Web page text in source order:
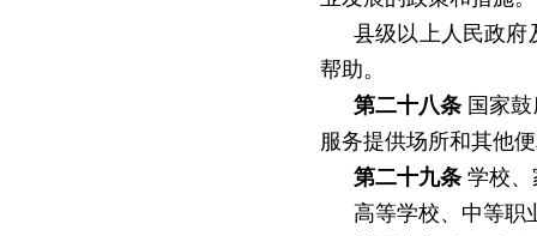
县级以上人民政府
帮助。
第二十八条 国家
服务提供场所和其他
第二十九条 学校
高等学校、中等职